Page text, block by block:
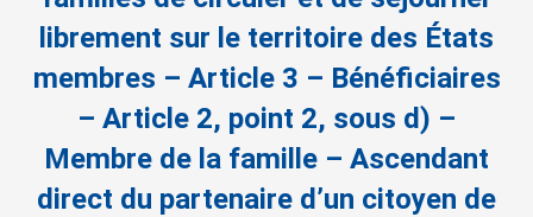
librement sur le territoire des États
membres – Article 3 – Bénéficiaires
– Article 2, point 2, sous d) –
Membre de la famille – Ascendant
direct du partenaire d’un citoyen de